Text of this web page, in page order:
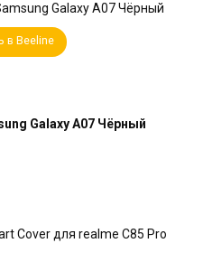
в Beeline
Galaxy A07 Чёрный